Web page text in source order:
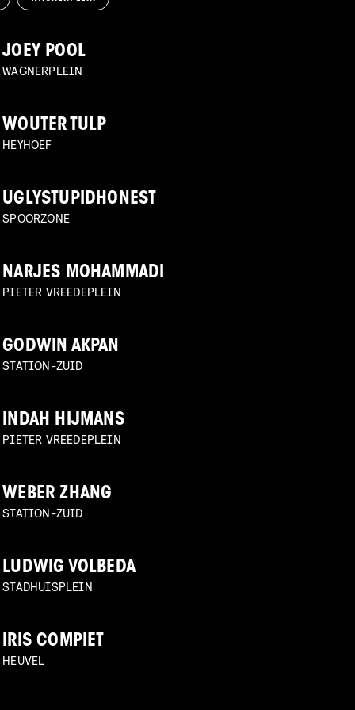
JOEY POOL
WAGNERPLEIN
WOUTER TULP
HEYHOEF
UGLYSTUPIDHONEST
SPOORZONE
NARJES MOHAMMADI
PIETER VREEDEPLEIN
GODWIN AKPAN
STATION-ZUID
INDAH HIJMANS
PIETER VREEDEPLEIN
WEBER ZHANG
STATION-ZUID
LUDWIG VOLBEDA
STADHUISPLEIN
IRIS COMPIET
HEUVEL